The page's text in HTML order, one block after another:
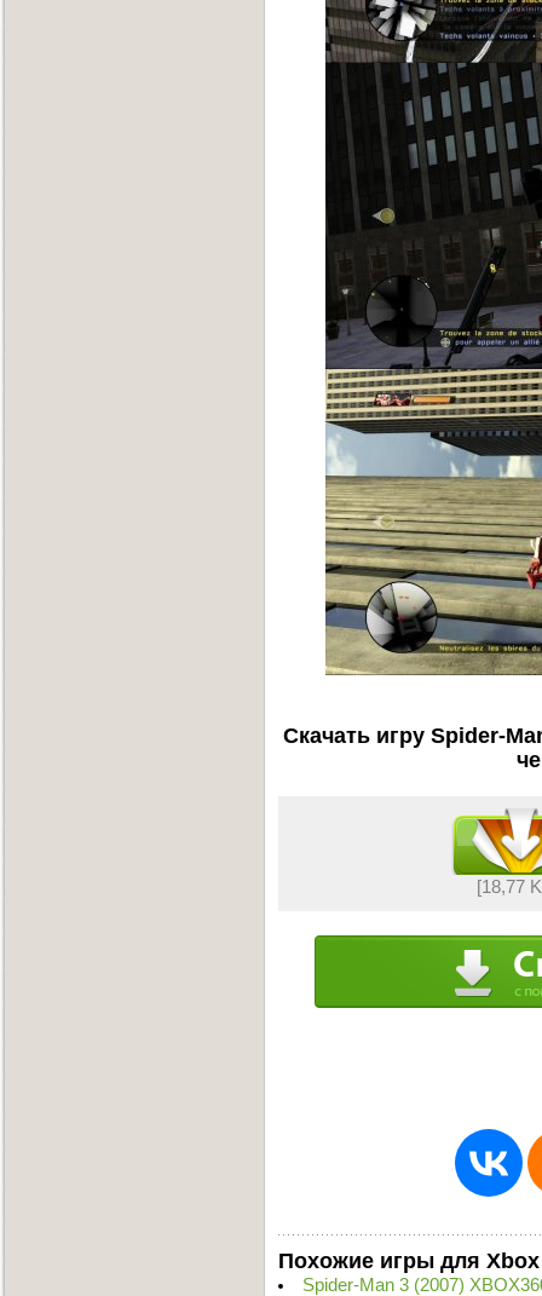
Скачать игру Spider-
[18,77
Похожие игры для Xbox
Spider-Man 3 (2007)